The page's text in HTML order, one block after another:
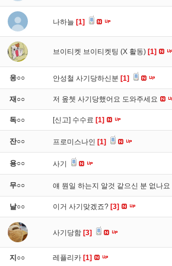
나하늘 [1]
브이티켓 브이티켓팅 (X 활동) [1]
응○○ 안성철 사기당하신분 [1]
재○○ 저 옾쳇 사기당했어요 도와주세요
독○○ [신고] 수수료 [1]
잔○○ 프로미스나인 [1]
용○○ 사기
무○○ 얘 뭔일 하는지 알것 같으신 분 없나요
날○○ 이거 사기맞겠죠? [3]
사기당함 [3]
지○○ 레플리카 [1]